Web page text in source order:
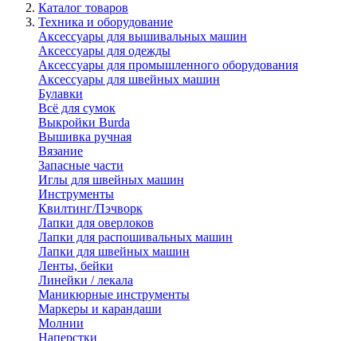
Каталог товаров
Техника и оборудование
Аксессуары для вышивальных машин
Аксессуары для одежды
Аксессуары для промышленного оборудования
Аксессуары для швейных машин
Булавки
Всё для сумок
Выкройки Burda
Вышивка ручная
Вязание
Запасные части
Иглы для швейных машин
Инструменты
Квилтинг/Пэчворк
Лапки для оверлоков
Лапки для распошивальных машин
Лапки для швейных машин
Ленты, бейки
Линейки / лекала
Маникюрные инструменты
Маркеры и карандаши
Молнии
Наперстки